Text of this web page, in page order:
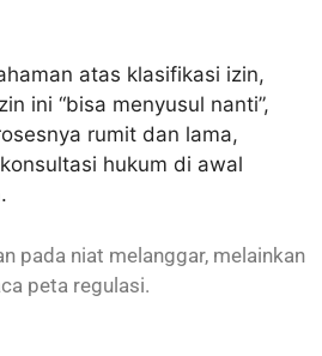
atas klasifikasi izin,
ini “bisa menyusul nanti”,
rumit dan lama,
hukum di awal
pada niat melanggar, melainkan
peta regulasi.